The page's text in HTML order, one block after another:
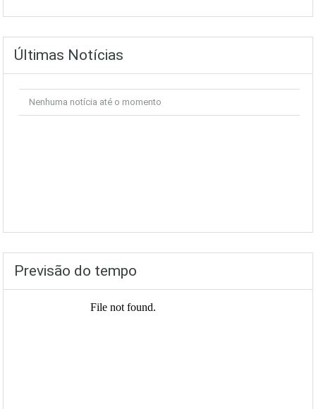
Últimas Notícias
Nenhuma notícia até o momento
Previsão do tempo